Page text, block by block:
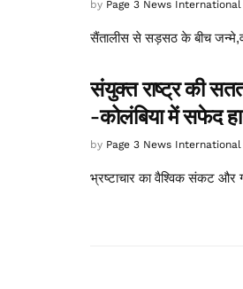
by Page 3 News
सैंतालीस से सड़सठ के बीच
संयुक्त राष्ट्र की
-कोलंबिया में सफेद
by Page 3 News
भ्रष्टाचार का वैश्विक संकट और